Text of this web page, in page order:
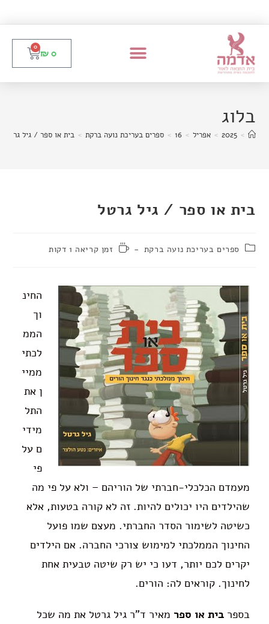
₪ 0
0
בלוג
>
2025
> אפריל >
16
> ספרים בעריכת נועה ברקת > בית או ספר / גיל גרטל
בית או ספר / גיל גרטל
ספרים בעריכת נועה ברקת זמן קריאה 1 דקות
החינ
וך
הממ
לכתי
ממיי
ן את
התל
מידי
ם על
פי
מעמדם הכלכלי-חברתי של הוריהם – ולא על פי מה
שהילדים היו יכולים להיות. זה לא קורה בטעות, אלא
כשיטה לשימור הסדר החברתי. מעצם שמו פועל
החינוך הממלכתי למימוש צורכי החברה. אם הילדים
יקרים לכם יותר, דעו כי יש רק שיטה טבעית אחת
לחינוך. קוראים לה: הורים.
בספרבית או ספר מאיר ד"ר גיל גרטל את מה שכל